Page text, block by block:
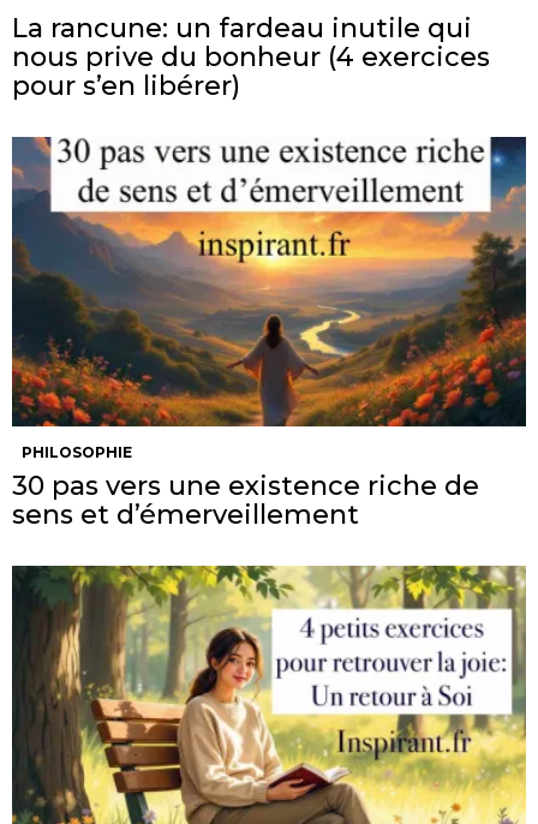
La rancune: un fardeau inutile qui
nous prive du bonheur (4 exercices
pour s’en libérer)
PHILOSOPHIE
30 pas vers une existence riche de
sens et d’émerveillement